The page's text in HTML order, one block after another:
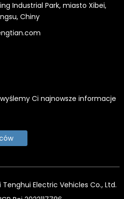
Industrial Park, miasto Xibei,
Chiny
Ci najnowsze informacje
Electric Vehicles Co., Ltd.